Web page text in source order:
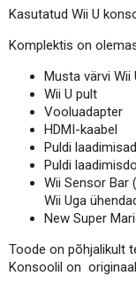
Kasutatud Wii U
Komplektis on
Musta värvi Wii
Wii U pult
Vooluadapter
HDMI-kaabel
Puldi
Puldi
Wii Sensor Bar
Wii Uga
New Super
Toode on põhjalikult
Konsoolil on